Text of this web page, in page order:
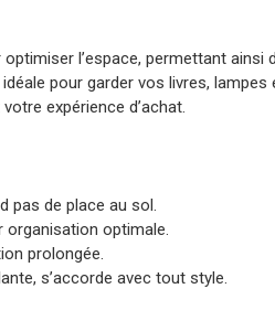
l’espace, permettant
pour garder vos livres,
expérience d’achat.
pas de place au sol.
organisation optimale.
prolongée.
s’accorde avec tout style.